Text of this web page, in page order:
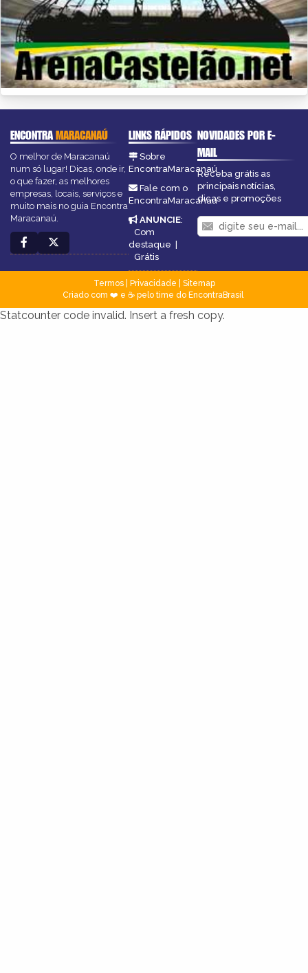
ENCONTRAMARACANAÚ
O melhor de Maracanaú
num só lugar! Dicas, onde ir,
o que fazer, as melhores
empresas, locais, serviços e
muito mais no guia Encontra
Maracanaú.
LINKS RÁPIDOS
Sobre
EncontraMaracanaú
Fale com o
EncontraMaracanaú
ANUNCIE:
Com
destaque
Grátis
NOVIDADES POR E-
MAIL
Receba grátis as
principais notícias,
dicas e promoções
Termos| Privacidade
Sitemap
Criado com ❤️ e ☕ pelo time do EncontraBrasil
Statcounter code invalid. Insert a fresh copy.